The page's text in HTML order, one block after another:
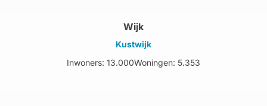
Wijk
Kustwijk
Inwoners: 13.000Woningen: 5.353